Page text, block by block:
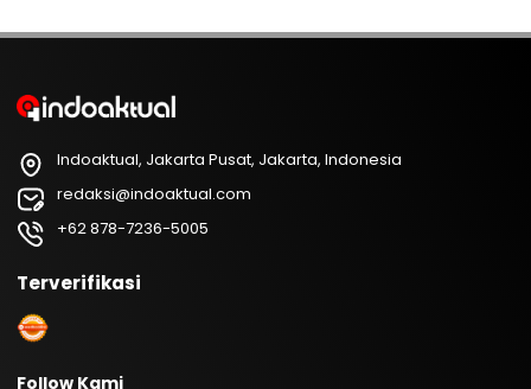
Indoaktual, Jakarta Pusat, Jakarta, Indonesia
redaksi@indoaktual.com
+62 878-7236-5005
Terverifikasi
Follow Kami